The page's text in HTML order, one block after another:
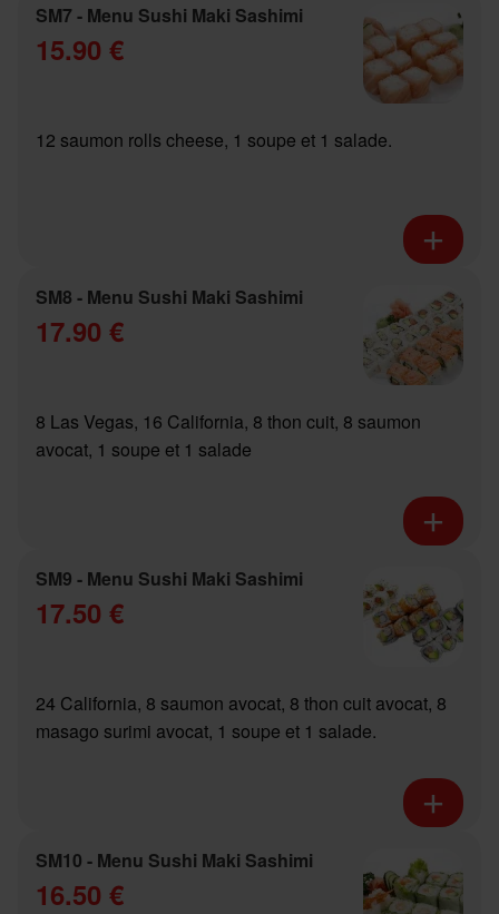
SM7 - Menu Sushi Maki Sashimi
15.90 €
12 saumon rolls cheese, 1 soupe et 1 salade.
SM8 - Menu Sushi Maki Sashimi
17.90 €
8 Las Vegas, 16 California, 8 thon cuit, 8 saumon
avocat, 1 soupe et 1 salade
SM9 - Menu Sushi Maki Sashimi
17.50 €
24 California, 8 saumon avocat, 8 thon cuit avocat, 8
masago surimi avocat, 1 soupe et 1 salade.
SM10 - Menu Sushi Maki Sashimi
16.50 €